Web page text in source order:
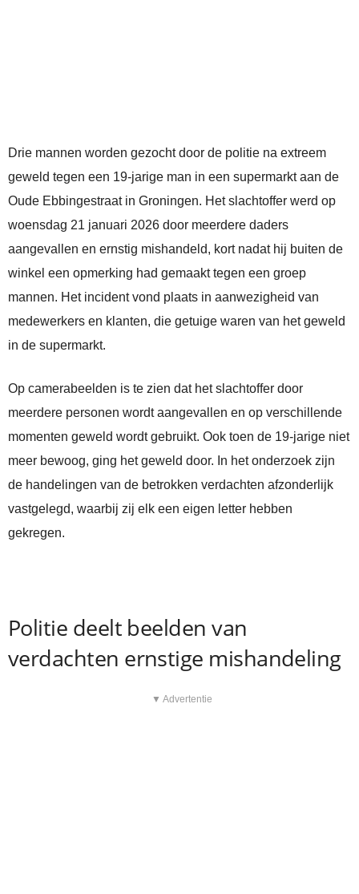
Drie mannen worden gezocht door de politie na extreem
geweld tegen een 19-jarige man in een supermarkt aan de
Oude Ebbingestraat in Groningen. Het slachtoffer werd op
woensdag 21 januari 2026 door meerdere daders
aangevallen en ernstig mishandeld, kort nadat hij buiten de
winkel een opmerking had gemaakt tegen een groep
mannen. Het incident vond plaats in aanwezigheid van
medewerkers en klanten, die getuige waren van het geweld
in de supermarkt.
Op camerabeelden is te zien dat het slachtoffer door
meerdere personen wordt aangevallen en op verschillende
momenten geweld wordt gebruikt. Ook toen de 19-jarige niet
meer bewoog, ging het geweld door. In het onderzoek zijn
de handelingen van de betrokken verdachten afzonderlijk
vastgelegd, waarbij zij elk een eigen letter hebben
gekregen.
Politie deelt beelden van
verdachten ernstige mishandeling
▼ Advertentie